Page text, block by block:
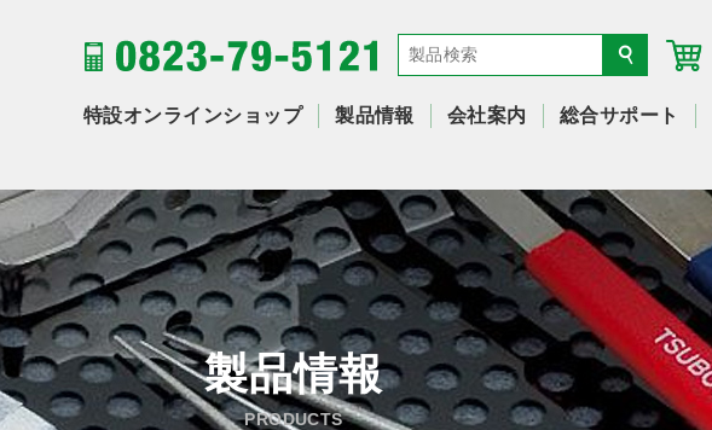
特設オンラインショップ 製品情報 会社案内 総合サポート
製品情報
PRODUCTS